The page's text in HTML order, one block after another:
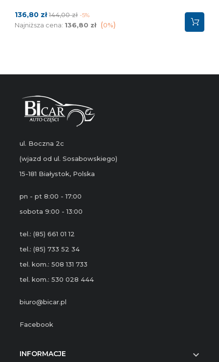
Cena
136,80 złCena
podstawowa
144,00 zł -5%
Najniższa cena: 136,80 zł 0%
ul. Boczna 2c
(wjazd od ul. Sosabowskiego)
15-181 Białystok, Polska
pn - pt 8:00 - 17:00
sobota 9:00 - 13:00
tel.: (85) 661 01 12
tel.: (85) 733 52 34
tel. kom.: 508 131 733
tel. kom.: 530 028 444
biuro@bicar.pl
Facebook
INFORMACJE 